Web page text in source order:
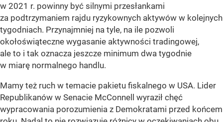
w 2021 r. powinny być silnymi przesłankami
za podtrzymaniem rajdu ryzykownych aktywów w kolejnych
tygodniach. Przynajmniej na tyle, na ile pozwoli
okołoświąteczne wygasanie aktywności tradingowej,
ale to i tak oznacza jeszcze minimum dwa tygodnie
w miarę normalnego handlu.
Mamy też ruch w temacie pakietu fiskalnego w USA. Lider
Republikanów w Senacie McConnell wyraził chęć
wypracowania porozumienia z Demokratami przed końcem